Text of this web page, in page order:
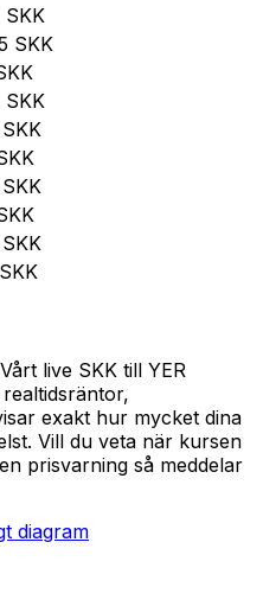
SKK
SKK
SKK
SKK
SKK
SKK
SKK
live SKK till YER
exakt hur mycket dina
Vill du veta när kursen
prisvarning så meddelar
diagram